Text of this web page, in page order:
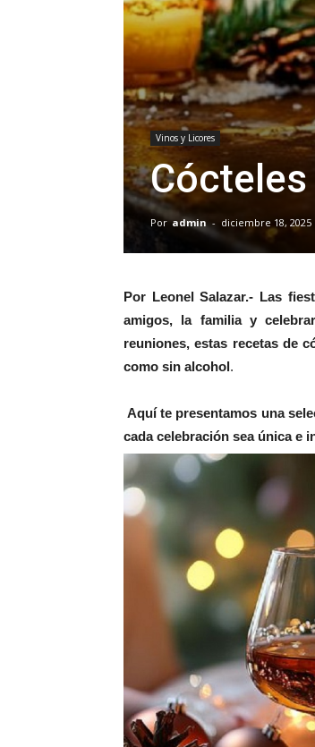
Vinos y Licores
Cócteles
Por admin - diciembre 18, 2025
Por Leonel Salazar.- Las
amigos, la familia y
reuniones, estas recetas de
como sin alcohol.
Aquí te presentamos una
cada celebración sea única e